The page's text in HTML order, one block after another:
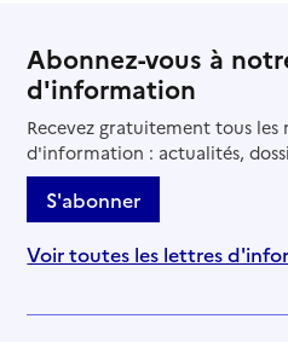
Abonnez-vous à
d'information
Recevez gratuitement tous
d'information : actualités,
S'abonner
Voir toutes les lettres